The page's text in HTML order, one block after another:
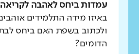
עמדות ביחס לאהבה לקריאה
באיזו מידה התלמידים
ולכתוב בשפת האם ביחס
הדומים?